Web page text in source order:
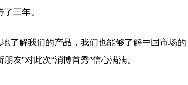
三年。
解我们的产品，我们也能够了解中国市场的
友”对此次“消博首秀”信心满满。